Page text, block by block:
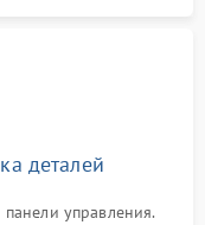
деталей
управления.